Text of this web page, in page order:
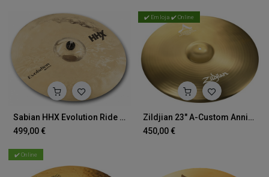
Sabian HHX Evolution Ride 20"
499,00€
Zildjian 23" A-Custom Anniversary Ride
450,00€
✔️ Em loja ✔️ Online
✔️ Online